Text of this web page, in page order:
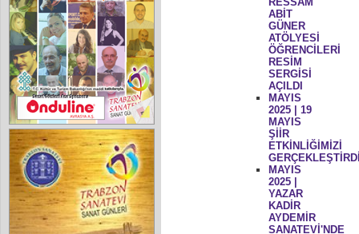
ABİT
GÜNER
ATÖLYESİ
ÖĞRENCİLERİ
RESİM
SERGİSİ
AÇILDI
MAYIS
2025 | 19
MAYIS
ŞİİR
ETKİNLİĞİMİZİ
MAYIS
2025 |
YAZAR
KADİR
AYDEMİR
SANATEVİ'NDE